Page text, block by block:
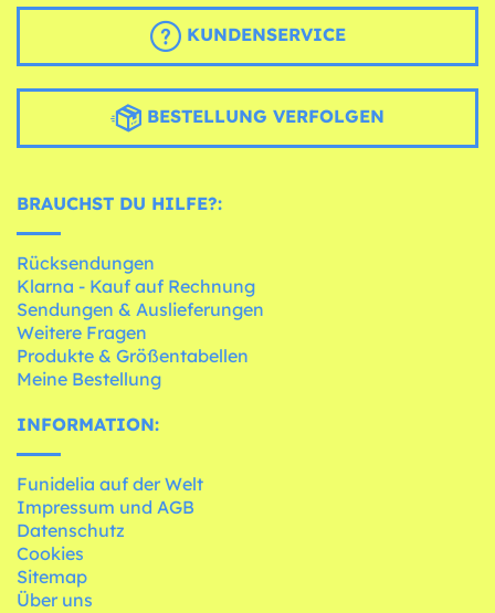
KUNDENSERVICE
BESTELLUNG VERFOLGEN
BRAUCHST DU HILFE?:
Rücksendungen
Klarna - Kauf auf Rechnung
Sendungen & Auslieferungen
Weitere Fragen
Produkte & Größentabellen
Meine Bestellung
INFORMATION:
Funidelia auf der Welt
Impressum und AGB
Datenschutz
Cookies
Sitemap
Über uns